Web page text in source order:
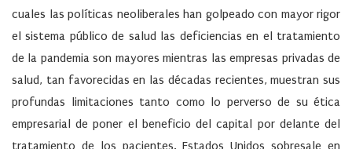
cuales las políticas neoliberales han golpeado con mayor rigor
el sistema público de salud las deficiencias en el tratamiento
de la pandemia son mayores mientras las empresas privadas de
salud, tan favorecidas en las décadas recientes, muestran sus
profundas limitaciones tanto como lo perverso de su ética
empresarial de poner el beneficio del capital por delante del
tratamiento de los pacientes. Estados Unidos sobresale en